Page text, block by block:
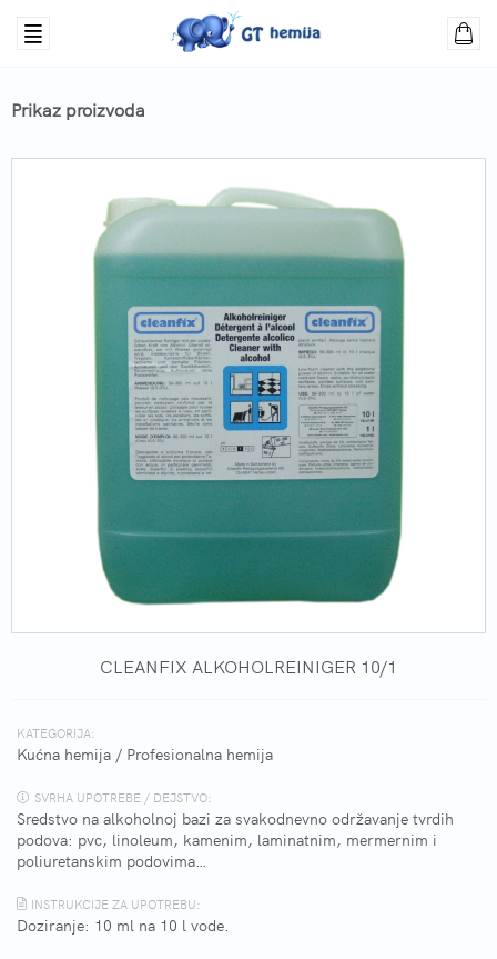
Prikaz proizvoda
CLEANFIX ALKOHOLREINIGER 10/1
KATEGORIJA:
Kućna hemija / Profesionalna hemija
SVRHA UPOTREBE / DEJSTVO:
Sredstvo na alkoholnoj bazi za svakodnevno održavanje tvrdih
podova: pvc, linoleum, kamenim, laminatnim, mermernim i
poliuretanskim podovima…
INSTRUKCIJE ZA UPOTREBU:
Doziranje: 10 ml na 10 l vode.